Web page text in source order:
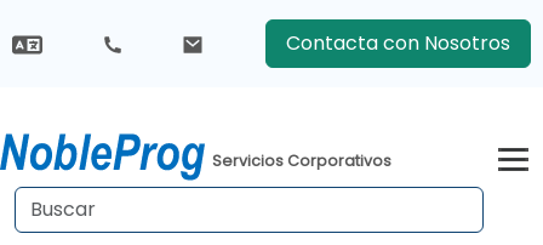
Contacta con Nosotros
Servicios Corporativos